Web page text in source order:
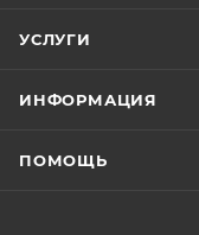
УСЛУГИ
ИНФОРМАЦИЯ
ПОМОЩЬ